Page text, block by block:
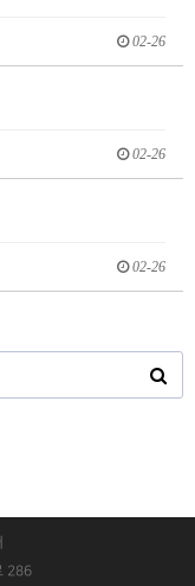
02-26
02-26
02-26
286